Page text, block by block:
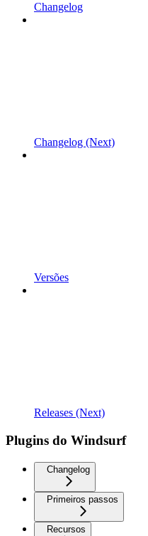
Changelog
Changelog (Next)
Versões
Releases (Next)
Plugins do Windsurf
Changelog
Primeiros passos
Recursos